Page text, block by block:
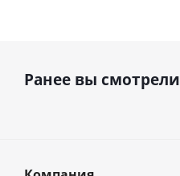
Ранее вы смотрели